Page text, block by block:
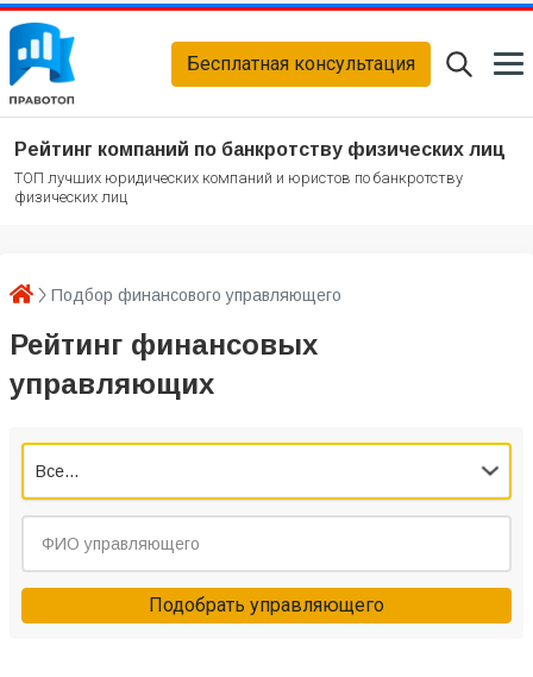
Бесплатная консультация
Рейтинг компаний по банкротству физических лиц
ТОП лучших юридических компаний и юристов по банкротству
физических лиц
Подбор финансового управляющего
Рейтинг финансовых
управляющих
Все...
Подобрать управляющего